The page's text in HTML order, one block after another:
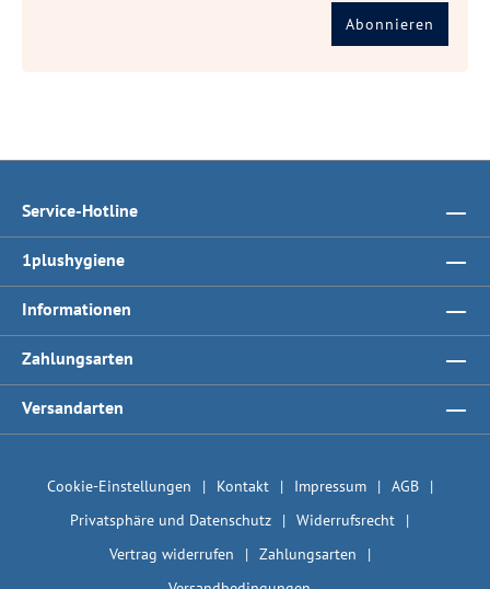
Abonnieren
Service-Hotline
1plushygiene
Informationen
Zahlungsarten
Versandarten
Cookie-Einstellungen Kontakt Impressum
AGB
Privatsphäre und Datenschutz
Widerrufsrecht
Vertrag widerrufen
Zahlungsarten